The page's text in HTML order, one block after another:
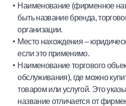
Наименование (фирменное
быть название бренда,
организации.
Место нахождения –
если это применимо.
Наименование торгового
обслуживания), где можно
товаром или услугой. Это
название отличается от